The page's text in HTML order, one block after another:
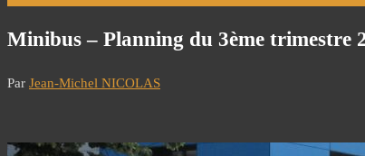
Minibus – Planning du 3ème trimestre
Par Jean-Michel NICOLAS